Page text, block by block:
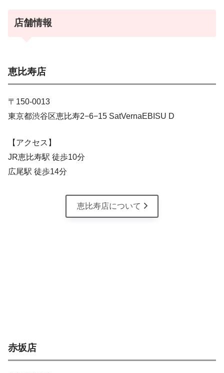
店舗情報
恵比寿店
〒150-0013
東京都渋谷区恵比寿2−6−15 SatVernaEBISU D
【アクセス】
JR恵比寿駅 徒歩10分
広尾駅 徒歩14分
恵比寿店について
赤坂店